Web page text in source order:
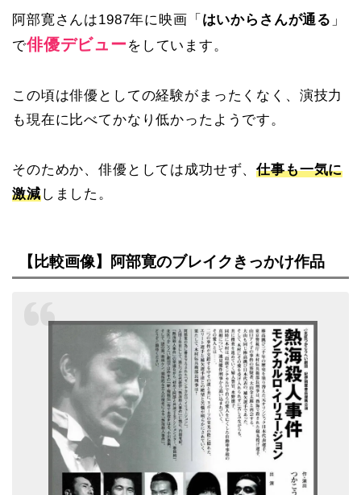
阿部寛さんは1987年に映画「 はいからさんが通る 」
で俳優デビュー をしています。
この頃は俳優としての経験がまったくなく、演技力
も現在に比べてかなり低かったようです。
そのためか、俳優としては成功せず、仕事も一気に
激減しました。
【比較画像】阿部寛のブレイクきっかけ作品